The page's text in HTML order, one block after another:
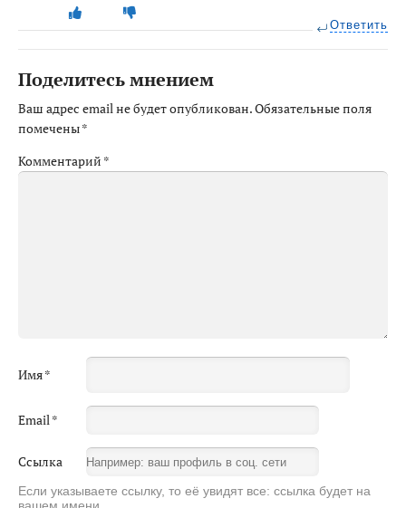
Ответить
Поделитесь мнением
Ваш адрес email не будет опубликован.Обязательные поля
помечены*
Комментарий *
Имя*
Email *
Ссылка
Если указываете ссылку, то её увидят все: ссылка будет на
вашем имени